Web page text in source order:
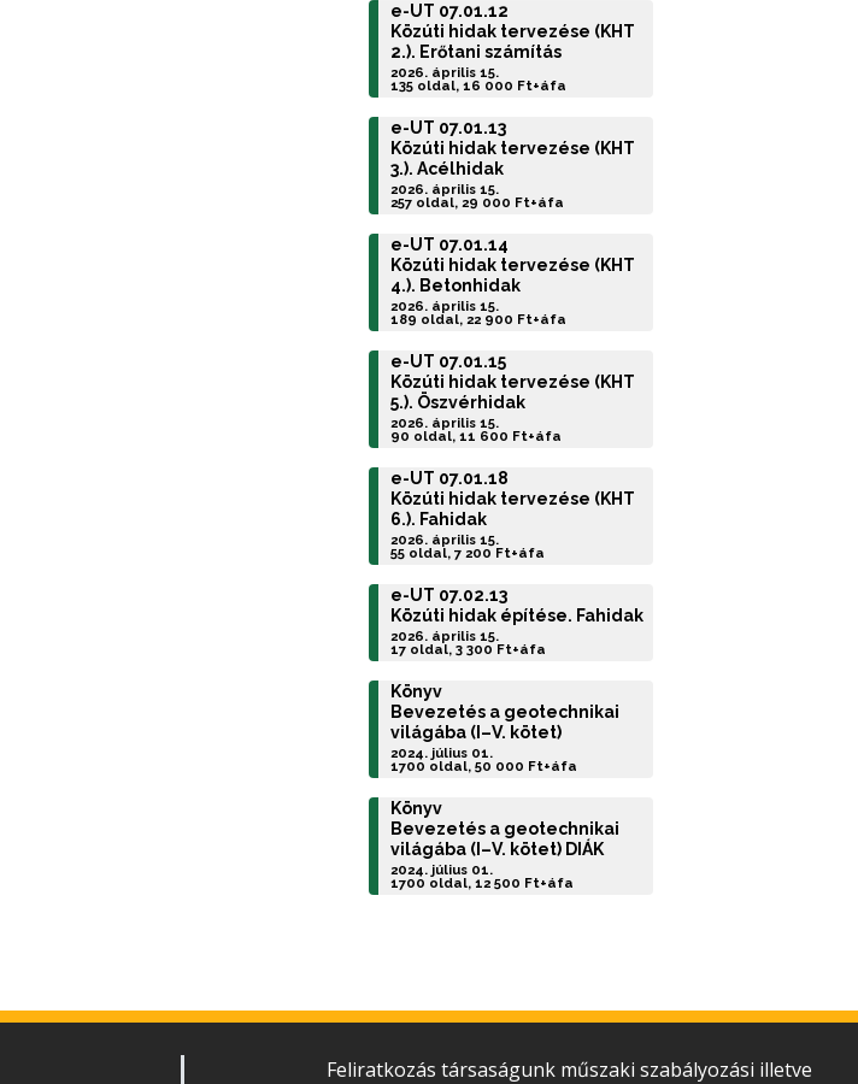
e-UT 07.01.12
Közúti hidak tervezése (KHT
2.). Erőtani számítás
2026. április 15.
135 oldal, 16 000 Ft+áfa
e-UT 07.01.13
Közúti hidak tervezése (KHT
3.). Acélhidak
2026. április 15.
257 oldal, 29 000 Ft+áfa
e-UT 07.01.14
Közúti hidak tervezése (KHT
4.). Betonhidak
2026. április 15.
189 oldal, 22 900 Ft+áfa
e-UT 07.01.15
Közúti hidak tervezése (KHT
5.). Öszvérhidak
2026. április 15.
90 oldal, 11 600 Ft+áfa
e-UT 07.01.18
Közúti hidak tervezése (KHT
6.). Fahidak
2026. április 15.
55 oldal, 7 200 Ft+áfa
e-UT 07.02.13
Közúti hidak építése. Fahidak
2026. április 15.
17 oldal, 3 300 Ft+áfa
Könyv
Bevezetés a geotechnikai
világába (I–V. kötet)
2024. július 01.
1700 oldal, 50 000 Ft+áfa
Könyv
Bevezetés a geotechnikai
világába (I–V. kötet) DIÁK
2024. július 01.
1700 oldal, 12 500 Ft+áfa
Feliratkozás társaságunk műszaki szabályozási illetve